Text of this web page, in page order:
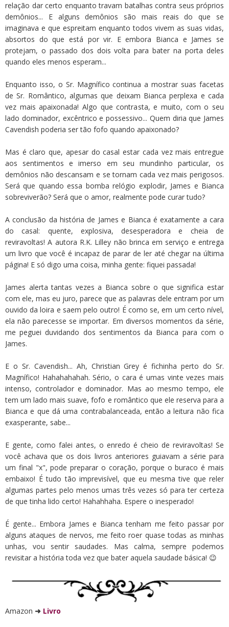
relação dar certo enquanto travam batalhas contra seus próprios
demônios... E alguns demônios são mais reais do que se
imaginava e que espreitam enquanto todos vivem as suas vidas,
absortos do que está por vir. E embora Bianca e James se
protejam, o passado dos dois volta para bater na porta deles
quando eles menos esperam...
Enquanto isso, o Sr. Magnífico continua a mostrar suas facetas
de Sr. Romântico, algumas que deixam Bianca perplexa e cada
vez mais apaixonada! Algo que contrasta, e muito, com o seu
lado dominador, excêntrico e possessivo... Quem diria que James
Cavendish poderia ser tão fofo quando apaixonado?
Mas é claro que, apesar do casal estar cada vez mais entregue
aos sentimentos e imerso em seu mundinho particular, os
demônios não descansam e se tornam cada vez mais perigosos.
Será que quando essa bomba relógio explodir, James e Bianca
sobreviverão? Será que o amor, realmente pode curar tudo?
A conclusão da história de James e Bianca é exatamente a cara
do casal: quente, explosiva, desesperadora e cheia de
reviravoltas! A autora R.K. Lilley não brinca em serviço e entrega
um livro que você é incapaz de parar de ler até chegar na última
página! E só digo uma coisa, minha gente: fiquei passada!
James alerta tantas vezes a Bianca sobre o que significa estar
com ele, mas eu juro, parece que as palavras dele entram por um
ouvido da loira e saem pelo outro! É como se, em um certo nível,
ela não parecesse se importar. Em diversos momentos da série,
me peguei duvidando dos sentimentos da Bianca para com o
James.
E o Sr. Cavendish... Ah, Christian Grey é fichinha perto do Sr.
Magnífico! Hahahahahah. Sério, o cara é umas vinte vezes mais
intenso, controlador e dominador. Mas ao mesmo tempo, ele
tem um lado mais suave, fofo e romântico que ele reserva para a
Bianca e que dá uma contrabalanceada, então a leitura não fica
exasperante, sabe...
E gente, como falei antes, o enredo é cheio de reviravoltas! Se
você achava que os dois livros anteriores guiavam a série para
um final "x", pode preparar o coração, porque o buraco é mais
embaixo! É tudo tão imprevisível, que eu mesma tive que reler
algumas partes pelo menos umas três vezes só para ter certeza
de que tinha lido certo! Hahahhaha. Espere o inesperado!
É gente... Embora James e Bianca tenham me feito passar por
alguns ataques de nervos, me feito roer quase todas as minhas
unhas, vou sentir saudades. Mas calma, sempre podemos
revisitar a história toda vez que bater aquela saudade básica! 😉
Amazon ➜ Livro